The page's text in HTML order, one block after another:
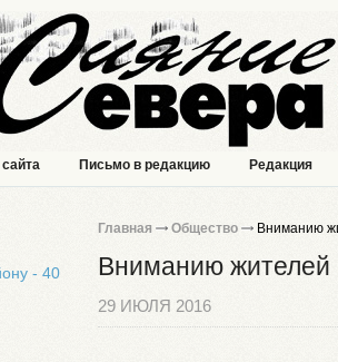
сайта Письмо в редакцию Редакция
- 40
Главная Общество Вниманию
Вниманию жителей
29 ИЮЛЯ 2016